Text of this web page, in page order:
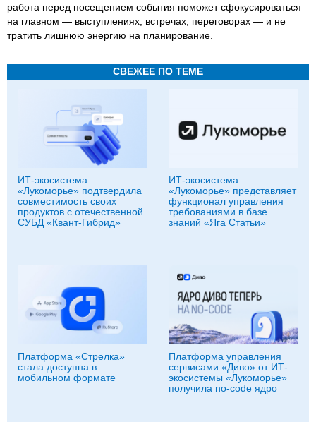
работа перед посещением события поможет сфокусироваться
на главном — выступлениях, встречах, переговорах — и не
тратить лишнюю энергию на планирование.
СВЕЖЕЕ ПО ТЕМЕ
ИТ-экосистема
«Лукоморье» подтвердила
совместимость своих
продуктов с отечественной
СУБД «Квант-Гибрид»
ИТ-экосистема
«Лукоморье» представляет
функционал управления
требованиями в базе
знаний «Яга Статьи»
Платформа «Стрелка»
стала доступна в
мобильном формате
Платформа управления
сервисами «Диво» от ИТ-
экосистемы «Лукоморье»
получила no-code ядро